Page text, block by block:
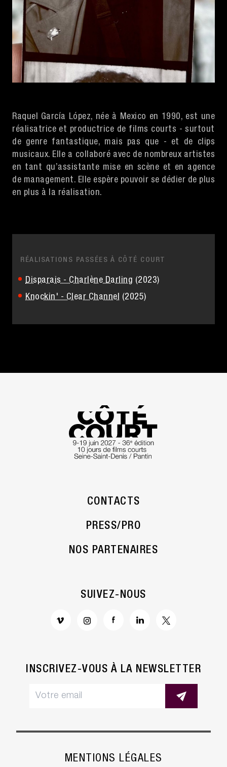
Raquel García López, née à Mexico en 1990, est une
réalisatrice et productrice de films courts - surtout
de genre fantastique, mais pas que - et de clips
musicaux. Elle a collaboré avec de nombreux artistes
en tant qu’assistante mise en scène et en agence
de management. Elle espère pouvoir se dédier de plus
en plus à la réalisation.
RÉALISATIONS PASSÉES À CÔTÉ COURT
Disparais - Charlène Darling (2023)
Knockin' - Clear Channel (2025)
CONTACTS
PRESS/PRO
NOS PARTENAIRES
SUIVEZ-NOUS
INSCRIVEZ-VOUS À LA NEWSLETTER
MENTIONS LÉGALES
utilisons des cookies sur le site Côté Court. En continuant